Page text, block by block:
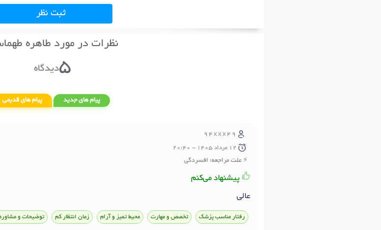
ثبت نظر
نظرات در مورد طاهره
5دیدگاه
پیام های جدید پیام های قدیمی
94xxx49
12 مرداد 1405 - 20:40
علت مراجعه: افسردگی
پیشنهاد می‌کنم
عالی
رفتار مناسب پزشک تخصص و مهارت محیط تمیز و آرام زمان انتظار کم توضیحات و